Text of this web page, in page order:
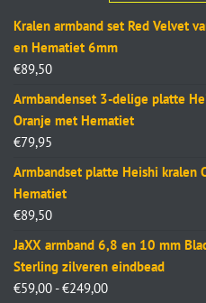
Kralen armband set Red Velvet
en Hematiet 6mm
€89,50
Armbandenset 3-delige platte
Oranje met Hematiet
€79,95
Armbandset platte Heishi kralen
Hematiet
€89,50
JaXX armband 6,8 en 10 mm
Sterling zilveren eindbead
€59,00 - €249,00